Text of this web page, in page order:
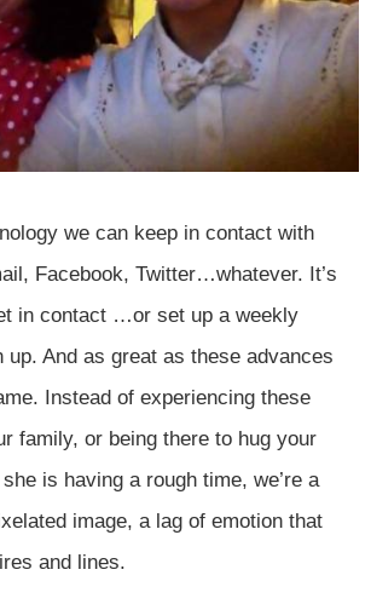
we can keep in contact with
Facebook, Twitter…whatever. It’s
in contact …or set up a weekly
And as great as these advances
Instead of experiencing these
family, or being there to hug your
is having a rough time, we’re a
image, a lag of emotion that
and lines.